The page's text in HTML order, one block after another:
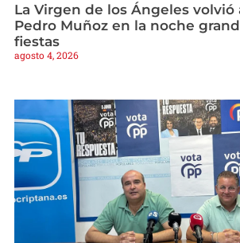
La Virgen de los Ángeles volvió
Pedro Muñoz en la noche
fiestas
agosto 4, 2026